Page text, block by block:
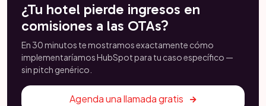
¿Tu hotel pierde ingresos en
comisiones a las OTAs?
En 30 minutos te mostramos exactamente cómo
implementaríamos HubSpot para tu caso específico —
sin pitch genérico.
Agenda una llamada gratis